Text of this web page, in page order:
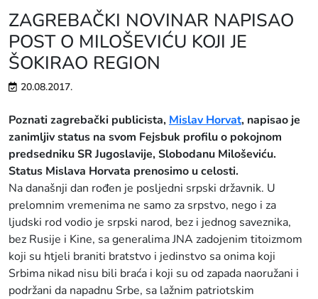
ZAGREBAČKI NOVINAR NAPISAO
POST O MILOŠEVIĆU KOJI JE
ŠOKIRAO REGION
20.08.2017.
Poznati zagrebački publicista, Mislav Horvat, napisao je
zanimljiv status na svom Fejsbuk profilu o pokojnom
predsedniku SR Jugoslavije, Slobodanu Miloševiću.
Status Mislava Horvata prenosimo u celosti.
Na današnji dan rođen je posljedni srpski državnik. U
prelomnim vremenima ne samo za srpstvo, nego i za
ljudski rod vodio je srpski narod, bez i jednog saveznika,
bez Rusije i Kine, sa generalima JNA zadojenim titoizmom
koji su htjeli braniti bratstvo i jedinstvo sa onima koji
Srbima nikad nisu bili braća i koji su od zapada naoružani i
podržani da napadnu Srbe, sa lažnim patriotskim